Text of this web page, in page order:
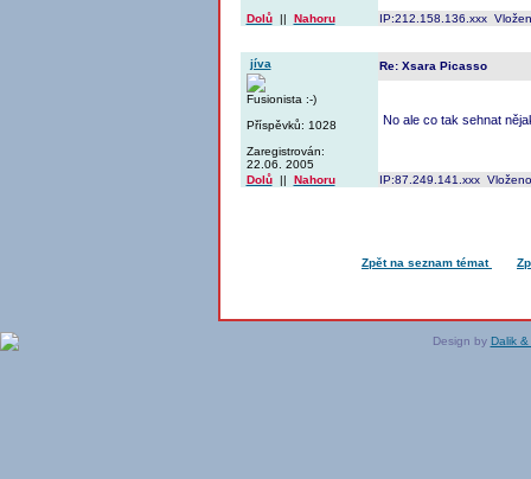
Dolů|| Nahoru IP:212.158.136.xxx
jíva
Fusionista :-)
Příspěvků: 1028
Zaregistrován:
22.06. 2005
Re: Xsara Picasso
No ale co tak sehnat
Dolů|| Nahoru IP:87.249.141.xxx
Zpět na seznam témat
Design by Dalik &